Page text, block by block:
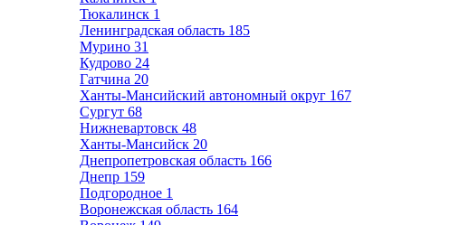
Тюкалинск 1
Ленинградская область 185
Мурино 31
Кудрово 24
Гатчина 20
Ханты-Мансийский автономный округ 167
Сургут 68
Нижневартовск 48
Ханты-Мансийск 20
Днепропетровская область 166
Днепр 159
Подгородное 1
Воронежская область 164